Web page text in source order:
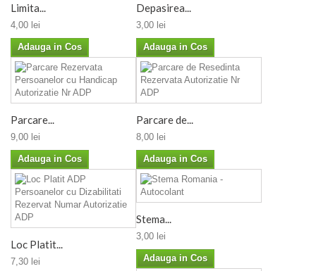
Limita...
4,00 lei
Adauga in Cos
Depasirea...
3,00 lei
Adauga in Cos
Parcare...
9,00 lei
Adauga in Cos
Parcare de...
8,00 lei
Adauga in Cos
Loc Platit...
7,30 lei
Stema...
3,00 lei
Adauga in Cos